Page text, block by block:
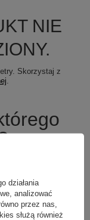
NIE
Skorzystaj z
.
kupić go w
to zrobić musisz
działania
analizować
przez nas,
służą również